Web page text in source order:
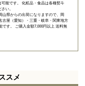
能です。 化粧品・食品は各種熨斗
い。
山県からの出荷になりますので、岡
古屋（愛知）・三重・岐阜・関東地方
す。 ご購入金額7,000円以上 送料無
スメ